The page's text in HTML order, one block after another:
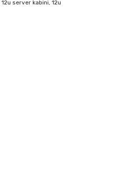
12u server kabini, 12u